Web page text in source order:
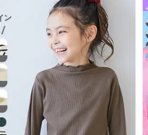
甘さを加えるアクセントとして取
66.9
71.9
76.9
83
88